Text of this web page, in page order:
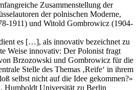
Zusammenstellung der
der polnischen Moderne,
1911) und Witold Gombrowicz (1904-
es […], als innovativ bezeichnet zu
Weise innovativ: Der Polonist fragt
Brzozowski und Gombrowicz für die
Stelle des Themas ‚Reife‘ in ihrem
selbst nicht auf die Idee gekommen?»
Humboldt Universität zu Berlin